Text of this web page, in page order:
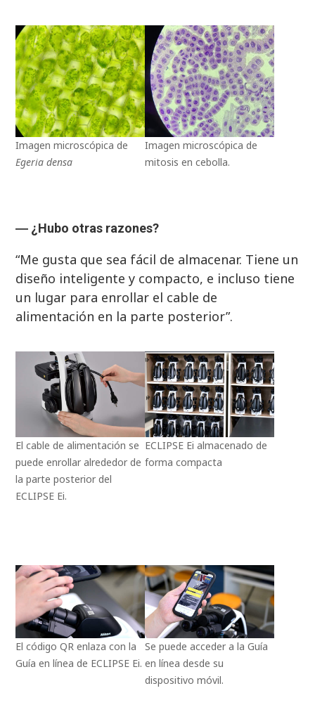
Imagen microscópica de
Egeria densa
Imagen microscópica de
mitosis en cebolla.
― ¿Hubo otras razones?
“Me gusta que sea fácil de almacenar. Tiene un
diseño inteligente y compacto, e incluso tiene
un lugar para enrollar el cable de
alimentación en la parte posterior”.
El cable de alimentación se
puede enrollar alrededor de
la parte posterior del
ECLIPSE Ei.
ECLIPSE Ei almacenado de
forma compacta
El código QR enlaza con la
Guía en línea de ECLIPSE Ei.
Se puede acceder a la Guía
en línea desde su
dispositivo móvil.